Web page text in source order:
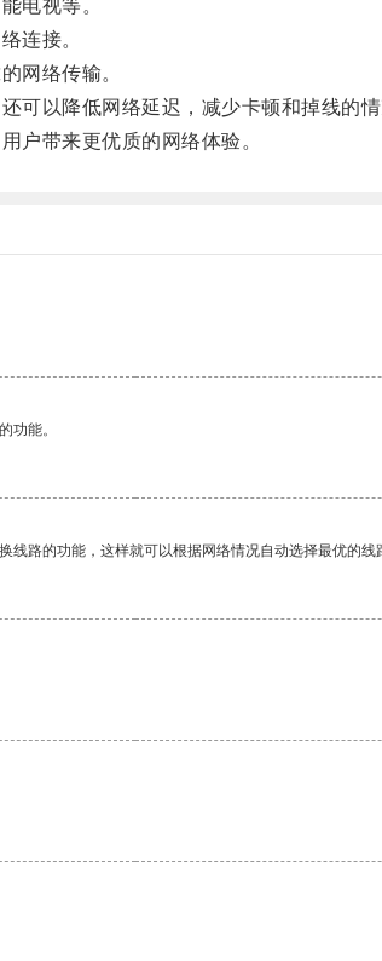
电视等。
连接。
网络传输。
以降低网络延迟，减少卡顿和掉线的情
带来更优质的网络体验。
功能。
路的功能，这样就可以根据网络情况自动选择最优的线